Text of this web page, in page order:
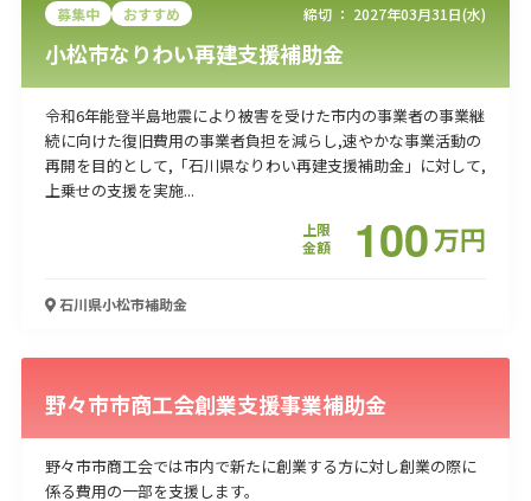
募集中 おすすめ 締切 ： 2027年03月31日(水)
小松市なりわい再建支援補助金
令和6年能登半島地震により被害を受けた市内の事業者の事業継
続に向けた復旧費用の事業者負担を減らし,速やかな事業活動の
再開を目的として,「石川県なりわい再建支援補助金」に対して,
上乗せの支援を実施...
上限
金額
100万円
石川県小松市補助金
野々市市商工会創業支援事業補助金
野々市市商工会では市内で新たに創業する方に対し創業の際に
係る費用の一部を支援します。